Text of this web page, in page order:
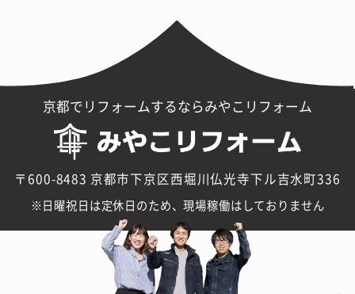
京都でリフォームするならみやこリフォーム
〒600-8483 京都市下京区西堀川仏光寺下ル吉水町336
日曜祝日は定休日のため、現場稼働はしておりません